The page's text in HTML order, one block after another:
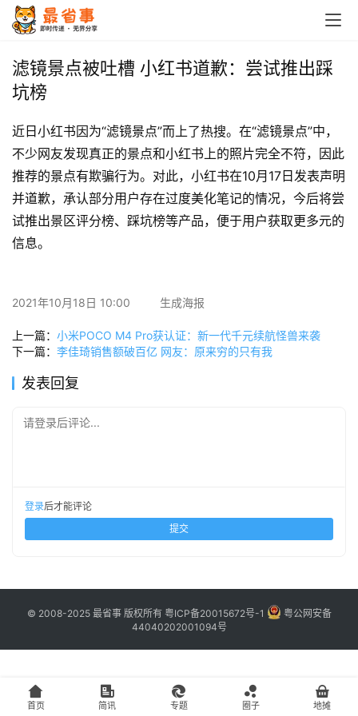
首
页
栏
专
题
简
讯
子
博
访
客
摊
客
投
滤镜景点被吐槽 小红书道歉：尝试推出踩
坑榜
近日小红书因为“滤镜景点”而上了热搜。在“滤镜景点”中，
不少网友发现真正的景点和小红书上的照片完全不符，因此
推荐的景点有欺骗行为。对此，小红书在10月17日发表声明
并道歉，承认部分用户存在过度美化笔记的情况，今后将尝
试推出景区评分榜、踩坑榜等产品，便于用户获取更多元的
信息。
2021年10月18日 10:00 生成海报
上一篇： 小米POCO M4 Pro获认证：新一代千元续航怪兽来袭
下一篇： 李佳琦销售额破百亿 网友：原来穷的只有我
发表回复
请登录后评论...
登录后才能评论
提交
© 2008-2025 最省事 版权所有 粤ICP备20015672号-1
粤公网安备
44040202001094号
首页 简讯 专题 圈子 地摊